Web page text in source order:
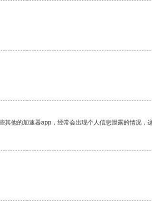
他的加速器app，经常会出现个人信息泄露的情况，